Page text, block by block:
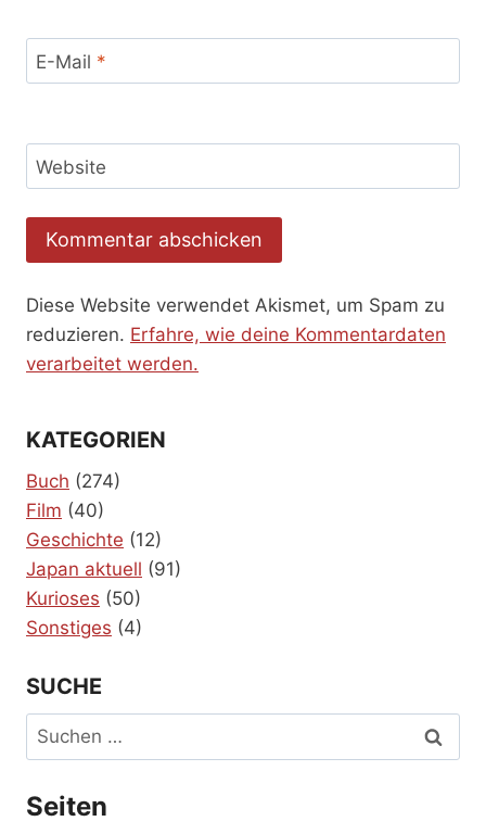
E-Mail *
Website
Diese Website verwendet Akismet, um Spam zu
reduzieren. Erfahre, wie deine Kommentardaten
verarbeitet werden.
KATEGORIEN
Buch (274)
Film (40)
Geschichte (12)
Japan aktuell (91)
Kurioses (50)
Sonstiges (4)
SUCHE
Suchen
nach:
Seiten